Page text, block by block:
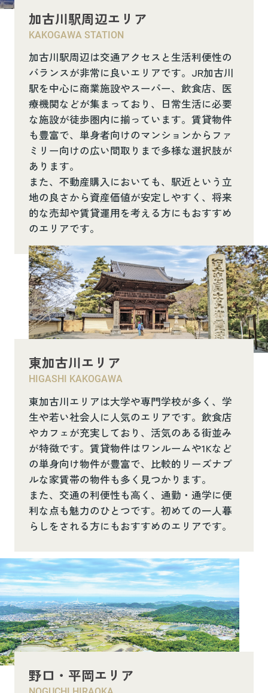
加古川駅周辺エリア
KAKOGAWA STATION
加古川駅周辺は交通アクセスと生活利便性の
バランスが非常に良いエリアです。JR加古川
駅を中心に商業施設やスーパー、飲食店、医
療機関などが集まっており、日常生活に必要
な施設が徒歩圏内に揃っています。賃貸物件
も豊富で、単身者向けのマンションからファ
ミリー向けの広い間取りまで多様な選択肢が
あります。
また、不動産購入においても、駅近という立
地の良さから資産価値が安定しやすく、将来
的な売却や賃貸運用を考える方にもおすすめ
のエリアです。
東加古川エリア
HIGASHI KAKOGAWA
東加古川エリアは大学や専門学校が多く、学
生や若い社会人に人気のエリアです。飲食店
やカフェが充実しており、活気のある街並み
が特徴です。賃貸物件はワンルームや1Kなど
の単身向け物件が豊富で、比較的リーズナブ
ルな家賃帯の物件も多く見つかります。
また、交通の利便性も高く、通勤・通学に便
利な点も魅力のひとつです。初めての一人暮
らしをされる方にもおすすめのエリアです。
野口・平岡エリア